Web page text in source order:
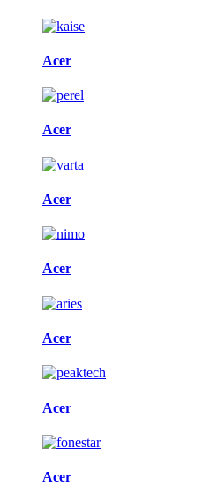
Acer
Acer
Acer
Acer
Acer
Acer
Acer